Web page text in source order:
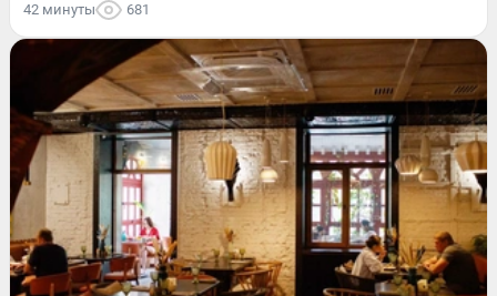
42 минуты 681